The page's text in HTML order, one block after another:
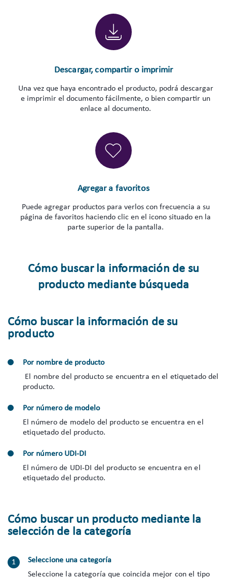
Descargar, compartir o imprimir
Una vez que haya encontrado el producto, podrá descargar
e imprimir el documento fácilmente, o bien compartir un
enlace al documento.
Agregar a favoritos
Puede agregar productos para verlos con frecuencia a su
página de favoritos haciendo clic en el icono situado en la
parte superior de la pantalla.
Cómo buscar la información de su
producto mediante búsqueda
Cómo buscar la información de su
producto
Por nombre de producto
El nombre del producto se encuentra en el etiquetado del
producto.
Por número de modelo
El número de modelo del producto se encuentra en el
etiquetado del producto.
Por número UDI-DI
El número de UDI-DI del producto se encuentra en el
etiquetado del producto.
Cómo buscar un producto mediante la
selección de la categoría
Seleccione una categoría
Seleccione la categoría que coincida mejor con el tipo